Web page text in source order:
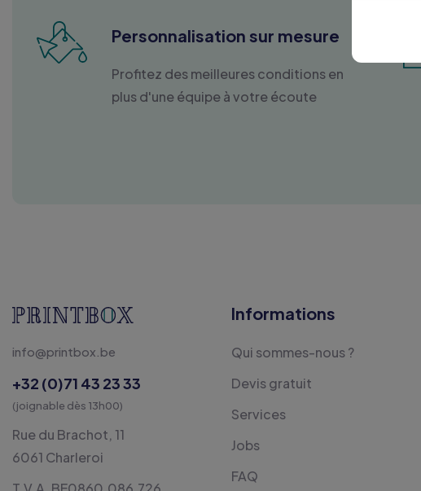
Personnalisation sur mesure
Profitez des meilleures conditions en
plus d'une équipe à votre écoute
info@printbox.be
+32 (0)71 43 23 33
(joignable dès 13h00)
Rue du Brachot, 11
6061 Charleroi
Informations
Qui sommes-nous ?
Devis gratuit
Services
Jobs
FAQ